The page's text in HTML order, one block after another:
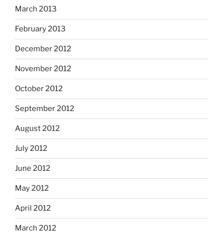
March 2013
February 2013
December 2012
November 2012
October 2012
September 2012
August 2012
July 2012
June 2012
May 2012
April 2012
March 2012